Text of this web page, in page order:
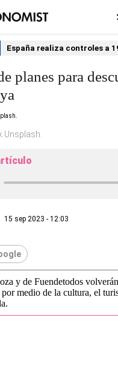
España realiza controles a
planes para
Unsplash.
15 sep 2023 - 12:03
y de Fuendetodos
medio de la cultura, el